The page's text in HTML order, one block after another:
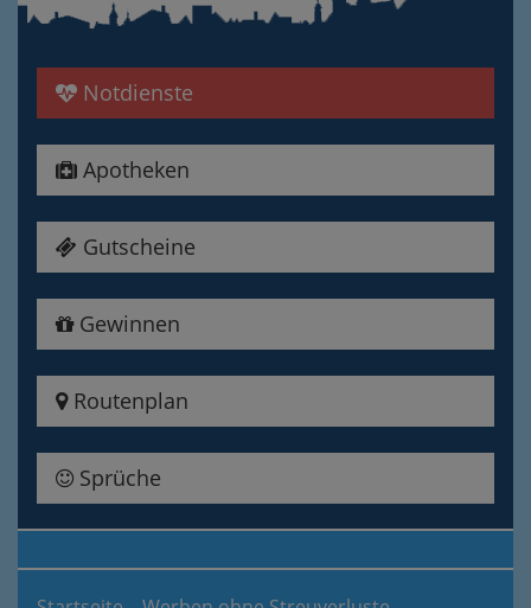
Notdienste
Apotheken
Gutscheine
Gewinnen
Routenplan
Sprüche